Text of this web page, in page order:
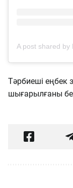
Тәрбиеші еңбек
шығарылғаны